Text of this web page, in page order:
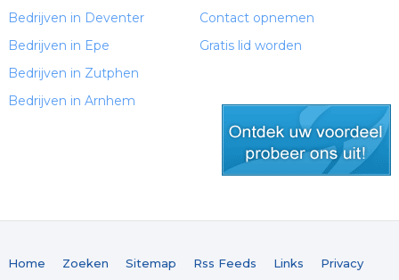
Bedrijven in Deventer
Bedrijven in Epe
Bedrijven in Zutphen
Bedrijven in Arnhem
Contact opnemen
Gratis lid worden
Home Zoeken Sitemap Rss Feeds Links Privacy